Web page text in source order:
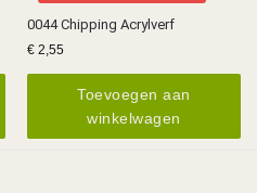
0044 Chipping Acrylverf
€2,55
Toevoegen aan
winkelwagen